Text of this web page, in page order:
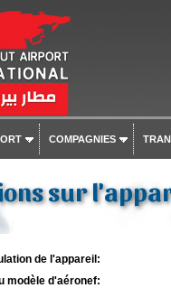
COMPAGNIES
sur
de l'appareil:
modèle d'aéronef: